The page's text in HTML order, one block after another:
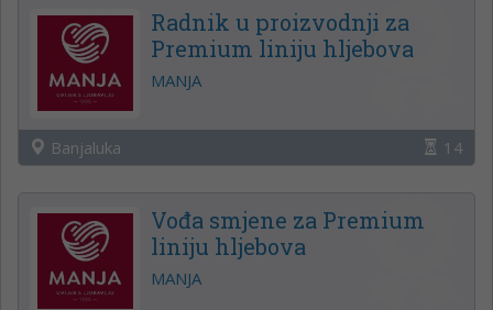
Radnik u proizvodnji za
Premium liniju hljebova
MANJA
Banjaluka 14
Vođa smjene za Premium
liniju hljebova
MANJA